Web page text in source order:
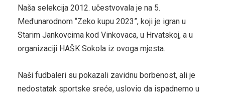
Naša selekcija 2012. učestvovala je na 5.
Međunarodnom “Zeko kupu 2023”, koji je igran u
Starim Jankovcima kod Vinkovaca, u Hrvatskoj, a u
organizaciji HAŠK Sokola iz ovoga mjesta.
Naši fudbaleri su pokazali zavidnu borbenost, ali je
nedostatak sportske sreće, uslovio da ispadnemo u